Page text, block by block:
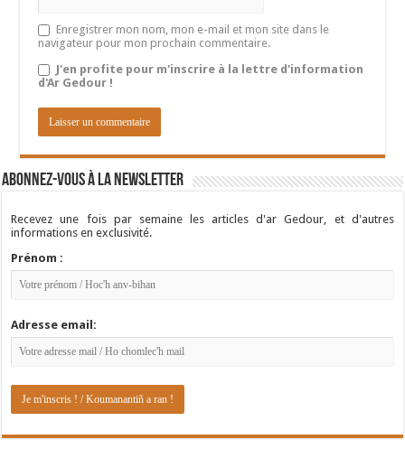
Enregistrer mon nom, mon e-mail et mon site dans le
navigateur pour mon prochain commentaire.
J'en profite pour m'inscrire à la lettre d'information
d'Ar Gedour !
Abonnez-vous à la newsletter
Recevez une fois par semaine les articles d'ar Gedour, et d'autres
informations en exclusivité.
Prénom :
Adresse email: